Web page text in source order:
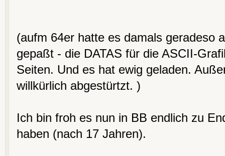
(aufm 64er hatte es damals geradeso
gepaßt - die DATAS für die ASCII-
Seiten. Und es hat ewig geladen.
willkürlich abgestürtzt. )
Ich bin froh es nun in BB endlich zu
haben (nach 17 Jahren).